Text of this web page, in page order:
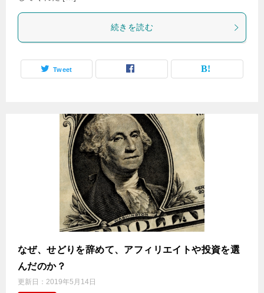
続きを読む
Tweet
なぜ、せどりを辞めて、アフィリエイトや投資を選
んだのか？
更新日： 2019年5月14日